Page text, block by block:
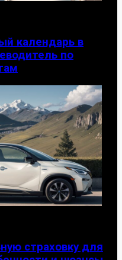
календарь в
по
страховку для